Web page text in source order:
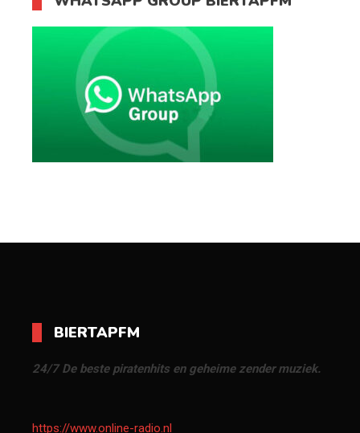
BIERTAPFM
24/7 De beste piratenhits en geheime zender muziek.
https://www.online-radio.nl